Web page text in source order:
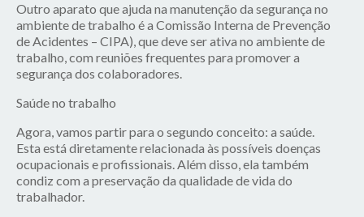
Outro aparato que ajuda na manutenção da segurança no
ambiente de trabalho é a Comissão Interna de Prevenção
de Acidentes – CIPA), que deve ser ativa no ambiente de
trabalho, com reuniões frequentes para promover a
segurança dos colaboradores.
Saúde no trabalho
Agora, vamos partir para o segundo conceito: a saúde.
Esta está diretamente relacionada às possíveis doenças
ocupacionais e profissionais. Além disso, ela também
condiz com a preservação da qualidade de vida do
trabalhador.